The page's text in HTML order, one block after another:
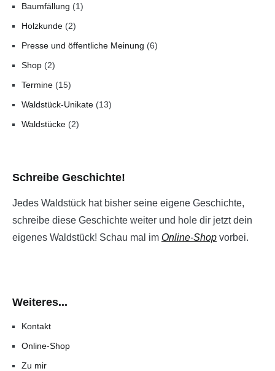
Baumfällung (1)
Holzkunde (2)
Presse und öffentliche Meinung (6)
Shop (2)
Termine (15)
Waldstück-Unikate (13)
Waldstücke (2)
Schreibe Geschichte!
Jedes Waldstück hat bisher seine eigene Geschichte,
schreibe diese Geschichte weiter und hole dir jetzt dein
eigenes Waldstück! Schau mal im Online-Shop vorbei.
Weiteres...
Kontakt
Online-Shop
Zu mir